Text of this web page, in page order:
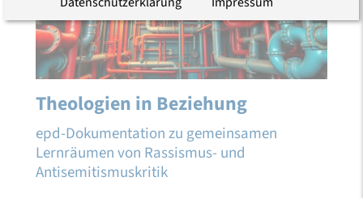
Theologien in Beziehung
epd-Dokumentation zu gemeinsamen
Lernräumen von Rassismus- und
Antisemitismuskritik